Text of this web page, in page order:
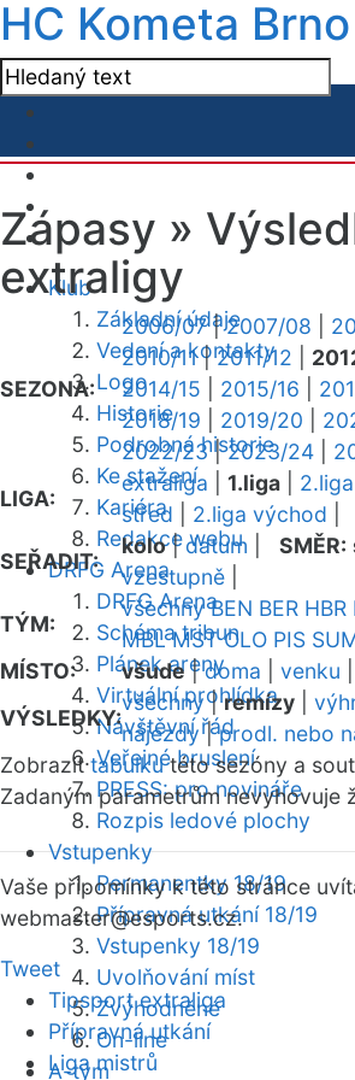
HC Kometa Brno
Klub
Základní údaje
Vedení a kontakty
Logo
Historie
Podrobná historie
Ke stažení
Kariéra
Redakce webu
DRFG Arena
DRFG Arena
Schéma tribun
Plánek areny
Virtuální prohlídka
Návštěvní řád
Veřejné bruslení
PRESS: pro novináře
Rozpis ledové plochy
Vstupenky
Permanentky 18/19
Přípravná utkání 18/19
Vstupenky 18/19
Uvolňování míst
Zvýhodněné
On-line
A-tým
Zápasy »
extraligy
SEZONA:
2006/07|2007/08
2010/11|2011/12
2014/15
2015/16
2018/19
2019/20
2022/23|2023/24
LIGA:
extraliga 1.liga
střed
2.liga východ
SEŘADIT:
kolo|datum SMĚR:
vzestupně
TÝM:
všechny BEN BER HBR
MBL MST OLO PIS
MÍSTO:
všude|doma venku
VÝSLEDKY:
všechny|remízy
nájezdy|prodl. nebo
Zobrazittabulkutéto sezóny a
Zadaným parametrům nevyhovuje
Vaše připomínky k této stránce
webmaster@esports.cz.
Tweet
Tipsport extraliga
Přípravná utkání
Liga mistrů